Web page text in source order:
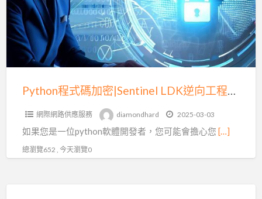
加
密|Sentinel
LDK
向
Python程式碼加密|Sentinel LDK逆向工程防護
網際網路供應服務 diamondhard 2025-03-03
如果您是一位python軟體開發者，您可能會擔心您 […]
總瀏覽652 , 今天瀏覽0